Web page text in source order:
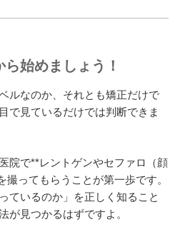
始めましょう！
ルなのか、それとも矯正だけで
で見ているだけでは判断できま
院で**レントゲンやセファロ（顔
ってもらうことが第一歩です。
ているのか」を正しく知ること
が見つかるはずですよ。